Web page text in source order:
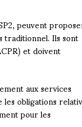
peuvent
traditionnel. Ils sont
et doivent
aux services
obligations
pour les